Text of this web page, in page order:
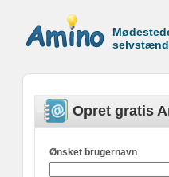
Opret gratis
Ønsket brugernavn